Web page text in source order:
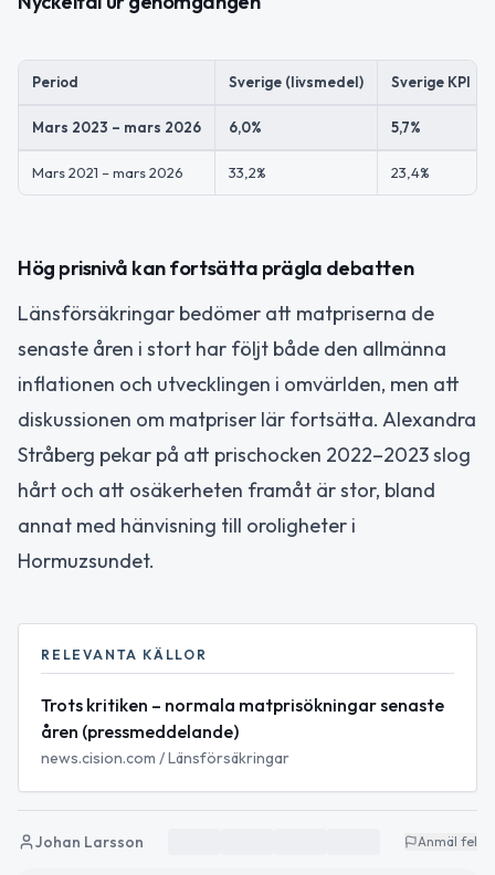
Period Sverige (livsmedel) Sverige KPI
Mars 2023 – mars 2026 6,0% 5,7%
Mars 2021 – mars 2026 33,2% 23,4%
Hög prisnivå kan fortsätta prägla debatten
Länsförsäkringar bedömer att matpriserna de
senaste åren i stort har följt både den allmänna
inflationen och utvecklingen i omvärlden, men att
diskussionen om matpriser lär fortsätta. Alexandra
Stråberg pekar på att prischocken 2022–2023 slog
hårt och att osäkerheten framåt är stor, bland
annat med hänvisning till oroligheter i
Hormuzsundet.
RELEVANTA KÄLLOR
Trots kritiken – normala matprisökningar senaste
åren (pressmeddelande)
news.cision.com / Länsförsäkringar
Johan Larsson Anmäl fel